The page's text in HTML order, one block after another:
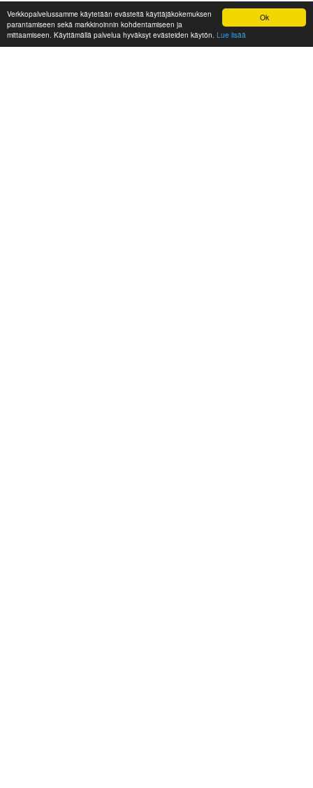
Ok
Verkkopalvelussamme käytetään evästeitä käyttäjäkokemuksen
parantamiseen sekä markkinoinnin kohdentamiseen ja
mittaamiseen. Käyttämällä palvelua hyväksyt evästeiden käytön. Lue lisää